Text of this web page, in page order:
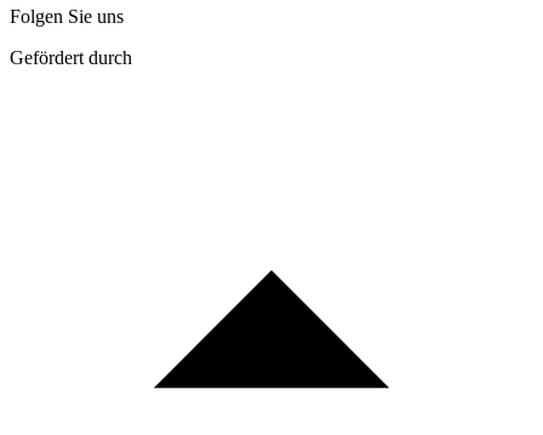
Folgen Sie uns
Gefördert durch